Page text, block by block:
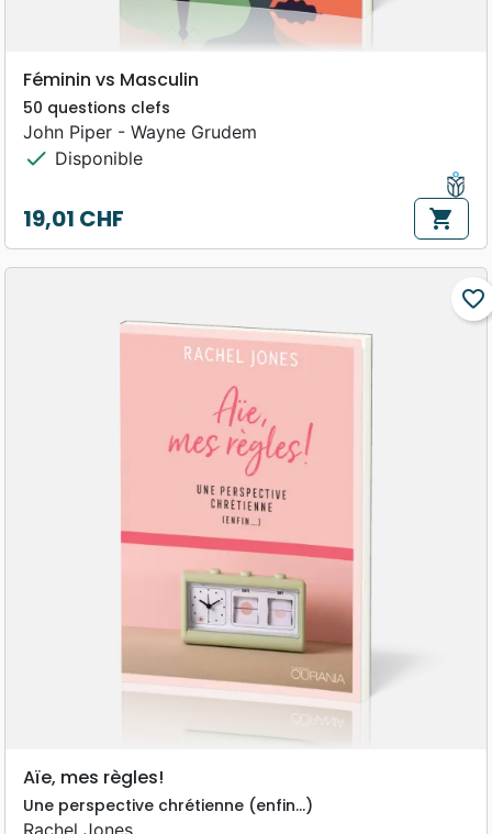
Féminin vs Masculin
50 questions clefs
John Piper - Wayne Grudem
check Disponible
Prix
19,01 CHF shopping_cart
favorite_border
Aïe, mes règles!
Une perspective chrétienne (enfin…)